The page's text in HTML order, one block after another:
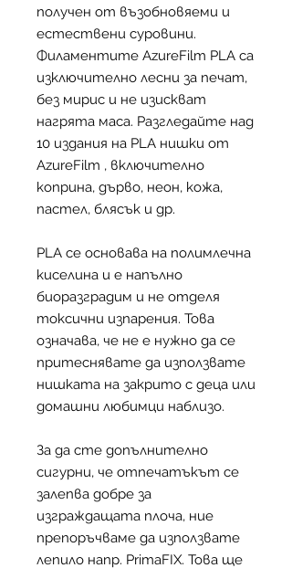
получен от възобновяеми и
естествени суровини.
Филаментите AzureFilm PLA са
изключително лесни за печат,
без мирис и не изискват
нагрята маса. Разгледайте над
10 издания на PLA нишки от
AzureFilm , включително
коприна, дърво, неон, кожа,
пастел, блясък и др.
PLA се основава на полимлечна
киселина и е напълно
биоразградим и не отделя
токсични изпарения. Това
означава, че не е нужно да се
притеснявате да използвате
нишката на закрито с деца или
домашни любимци наблизо.
За да сте допълнително
сигурни, че отпечатъкът се
залепва добре за
изграждащата плоча, ние
препоръчваме да използвате
лепило напр. PrimaFIX. Това ще